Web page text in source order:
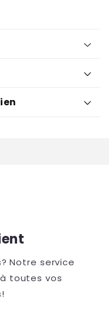
Notre service
toutes vos